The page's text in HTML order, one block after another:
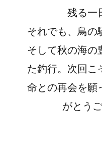
残る一
それでも、鳥の
そして秋の海の
た釣行。次回こ
命との再会を願
がとう